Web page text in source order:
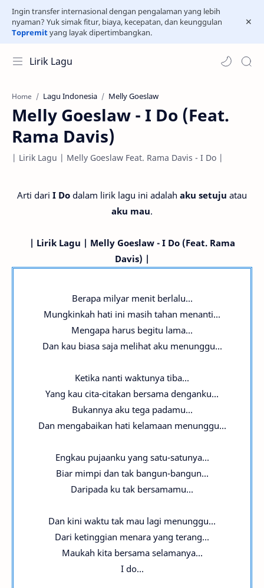
Ingin transfer internasional dengan pengalaman yang lebih
nyaman? Yuk simak fitur, biaya, kecepatan, dan keunggulan
Topremityang layak dipertimbangkan.
Lirik Lagu
Home Lagu Indonesia Melly Goeslaw
Melly Goeslaw - I Do (Feat.
Rama Davis)
| Lirik Lagu | Melly Goeslaw Feat. Rama Davis - I Do |
Arti dari I Do dalam lirik lagu ini adalah aku setuju atau
aku mau.
| Lirik Lagu | Melly Goeslaw - I Do (Feat. Rama
Davis) |
Berapa milyar menit berlalu...
Mungkinkah hati ini masih tahan menanti...
Mengapa harus begitu lama...
Dan kau biasa saja melihat aku menunggu...
Ketika nanti waktunya tiba...
Yang kau cita-citakan bersama denganku...
Bukannya aku tega padamu...
Dan mengabaikan hati kelamaan menunggu...
Engkau pujaanku yang satu-satunya...
Biar mimpi dan tak bangun-bangun...
Daripada ku tak bersamamu...
Dan kini waktu tak mau lagi menunggu...
Dari ketinggian menara yang terang...
Maukah kita bersama selamanya...
I do...